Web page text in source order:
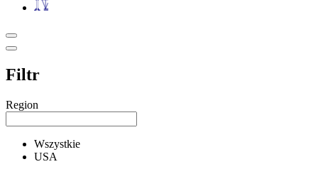
Filtr
Region
Wszystkie
USA